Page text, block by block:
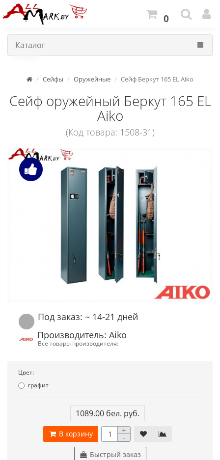
0
Каталог
Сейфы Оружейные Сейф Беркут 165 EL Aiko
Сейф оружейный Беркут 165 EL
Aiko
(Код товара: 1508-31)
Под заказ: ~ 14-21 дней
Производитель: Aiko
Все товары производителя:
Цвет:
графит
1089.00 бел. руб.
В корзину +
-
Быстрый заказ